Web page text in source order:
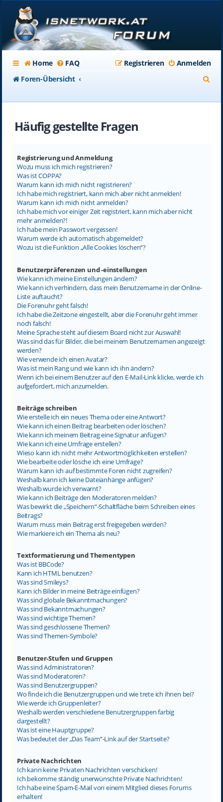
Home FAQ Anmelden
Registrieren
Foren-Übersicht
Häufig gestellte Fragen
Registrierung und Anmeldung
Wozu muss ich mich registrieren?
Was ist COPPA?
Warum kann ich mich nicht registrieren?
Ich habe mich registriert, kann mich aber nicht anmelden!
Warum kann ich mich nicht anmelden?
Ich habe mich vor einiger Zeit registriert, kann mich aber nicht
mehr anmelden?!
Ich habe mein Passwort vergessen!
Warum werde ich automatisch abgemeldet?
Wozu ist die Funktion „Alle Cookies löschen“?
Benutzerpräferenzen und -einstellungen
Wie kann ich meine Einstellungen ändern?
Wie kann ich verhindern, dass mein Benutzername in der Online-
Liste auftaucht?
Die Forenuhr geht falsch!
Ich habe die Zeitzone eingestellt, aber die Forenuhr geht immer
noch falsch!
Meine Sprache steht auf diesem Board nicht zur Auswahl!
Was sind das für Bilder, die bei meinem Benutzernamen angezeigt
werden?
Wie verwende ich einen Avatar?
Was ist mein Rang und wie kann ich ihn ändern?
Wenn ich bei einem Benutzer auf den E-Mail-Link klicke, werde ich
aufgefordert, mich anzumelden.
Beiträge schreiben
Wie erstelle ich ein neues Thema oder eine Antwort?
Wie kann ich einen Beitrag bearbeiten oder löschen?
Wie kann ich meinem Beitrag eine Signatur anfügen?
Wie kann ich eine Umfrage erstellen?
Wieso kann ich nicht mehr Antwortmöglichkeiten erstellen?
Wie bearbeite oder lösche ich eine Umfrage?
Warum kann ich auf bestimmte Foren nicht zugreifen?
Weshalb kann ich keine Dateianhänge anfügen?
Weshalb wurde ich verwarnt?
Wie kann ich Beiträge den Moderatoren melden?
Was bewirkt die „Speichern“-Schaltfläche beim Schreiben eines
Beitrags?
Warum muss mein Beitrag erst freigegeben werden?
Wie markiere ich ein Thema als neu?
Textformatierung und Thementypen
Was ist BBCode?
Kann ich HTML benutzen?
Was sind Smileys?
Kann ich Bilder in meine Beiträge einfügen?
Was sind globale Bekanntmachungen?
Was sind Bekanntmachungen?
Was sind wichtige Themen?
Was sind geschlossene Themen?
Was sind Themen-Symbole?
Benutzer-Stufen und Gruppen
Was sind Administratoren?
Was sind Moderatoren?
Was sind Benutzergruppen?
Wo finde ich die Benutzergruppen und wie trete ich ihnen bei?
Wie werde ich Gruppenleiter?
Weshalb werden verschiedene Benutzergruppen farbig
dargestellt?
Was ist eine Hauptgruppe?
Was bedeutet der „Das Team“-Link auf der Startseite?
Private Nachrichten
Ich kann keine Privaten Nachrichten verschicken!
Ich bekomme ständig unerwünschte Private Nachrichten!
Ich habe eine Spam-E-Mail von einem Mitglied dieses Forums
erhalten!